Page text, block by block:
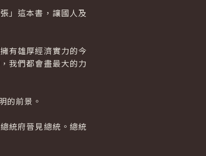
」這本書，讓國人及
有雄厚經濟實力的今
我們都會盡最大的力
的前景。
統府晉見總統。總統